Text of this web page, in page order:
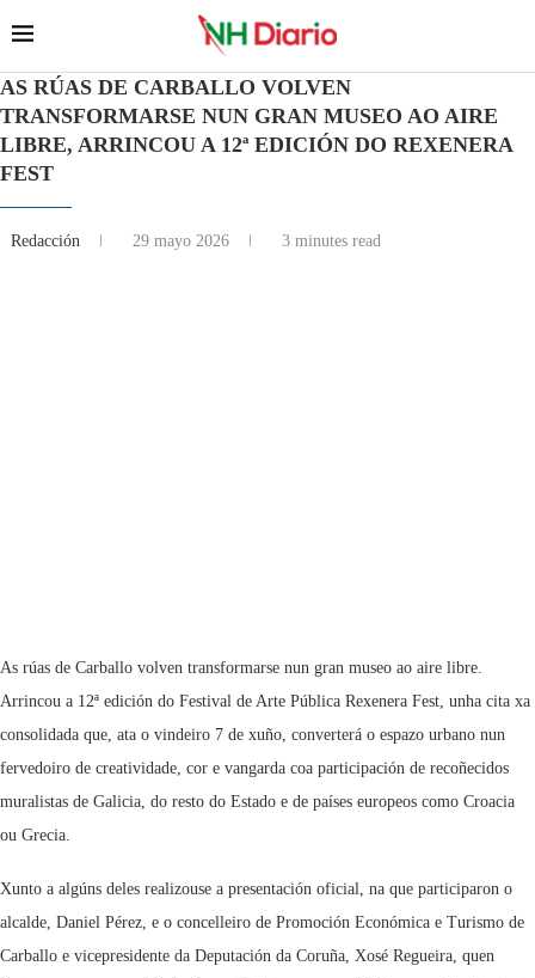
AS RÚAS DE CARBALLO VOLVEN
TRANSFORMARSE NUN GRAN MUSEO AO AIRE
LIBRE, ARRINCOU A 12ª EDICIÓN DO REXENERA
FEST
Redacción 29 mayo 2026 3 minutes read
As rúas de Carballo volven transformarse nun gran museo ao aire libre.
Arrincou a 12ª edición do Festival de Arte Pública Rexenera Fest, unha cita xa
consolidada que, ata o vindeiro 7 de xuño, converterá o espazo urbano nun
fervedoiro de creatividade, cor e vangarda coa participación de recoñecidos
muralistas de Galicia, do resto do Estado e de países europeos como Croacia
ou Grecia.
Xunto a algúns deles realizouse a presentación oficial, na que participaron o
alcalde, Daniel Pérez, e o concelleiro de Promoción Económica e Turismo de
Carballo e vicepresidente da Deputación da Coruña, Xosé Regueira, quen